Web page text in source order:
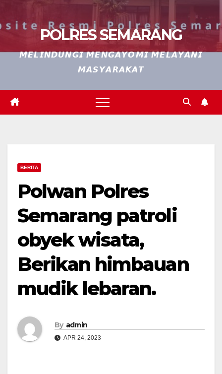
POLRES SEMARANG
𝙈𝙀𝙇𝙄𝙉𝘿𝙐𝙉𝙂𝙄 𝙈𝙀𝙉𝙂𝘼𝙔𝙊𝙈𝙄 𝙈𝙀𝙇𝘼𝙔𝘼𝙉𝙄
𝙈𝘼𝙎𝙔𝘼𝙍𝘼𝙆𝘼𝙏
BERITA
Polwan Polres
Semarang patroli
obyek wisata,
Berikan himbauan
mudik lebaran.
By admin
APR 24, 2023